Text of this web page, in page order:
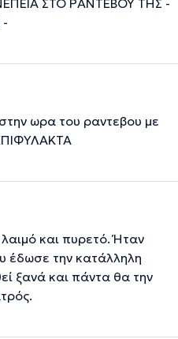
ΣΤΟ ΡΑΝΤΕΒΟΥ ΤΗΣ -
-
ωρα του ραντεβου με
και πυρετό. Ήταν
έδωσε την κατάλληλη
ξανά και πάντα θα την